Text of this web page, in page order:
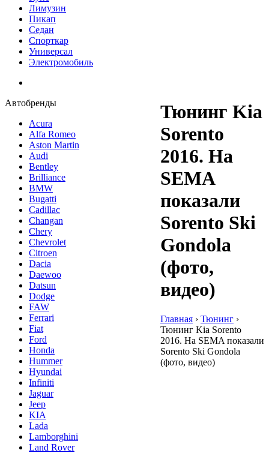
Лимузин
Пикап
Седан
Спорткар
Универсал
Электромобиль
Автобренды
Acura
Alfa Romeo
Aston Martin
Audi
Bentley
Brilliance
BMW
Bugatti
Cadillac
Changan
Chery
Chevrolet
Citroen
Dacia
Daewoo
Datsun
Dodge
FAW
Ferrari
Fiat
Ford
Honda
Hummer
Hyundai
Infiniti
Jaguar
Jeep
KIA
Lada
Lamborghini
Land Rover
Тюнинг Kia
Sorento
2016. На
SEMA
показали
Sorento Ski
Gondola
(фото,
видео)
Главная › Тюнинг ›
Тюнинг Kia Sorento
2016. На SEMA показали
Sorento Ski Gondola
(фото, видео)